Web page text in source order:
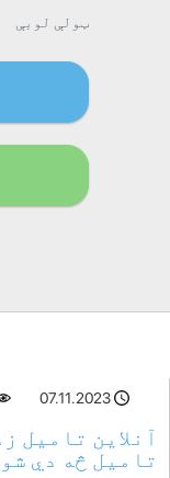
ټولې لوبې
07.11.2023
آنلاین تامیل
تامیل څه دي